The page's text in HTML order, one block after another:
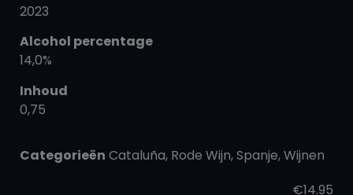
2023
Alcohol percentage
14,0%
Inhoud
0,75
Categorieën Cataluña, Rode Wijn,Spanje,Wijnen
€14.95